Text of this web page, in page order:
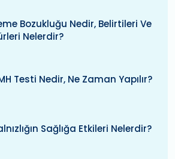
Bozukluğu Nedir, Belirtileri Ve
Nelerdir?
Testi Nedir, Ne Zaman Yapılır?
Sağlığa Etkileri Nelerdir?